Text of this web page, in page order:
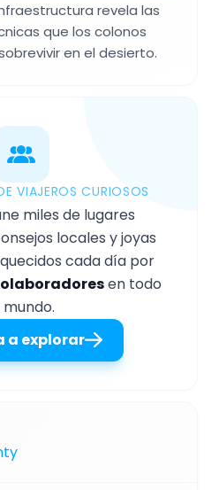
revela las
que los colonos
en el desierto.
VIAJEROS CURIOSOS
miles de lugares
locales y joyas
cada día por
en todo
a explorar